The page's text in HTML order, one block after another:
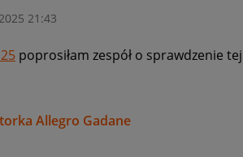
21:43
poprosiłam zespół o sprawdzenie
Allegro Gadane